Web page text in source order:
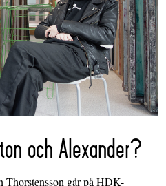
och Alexander?
går på HDK-